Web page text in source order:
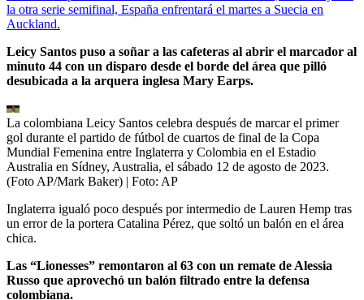
la otra serie semifinal, España enfrentará el martes a Suecia en
Auckland.
Leicy Santos puso a soñar a las cafeteras al abrir el marcador al
minuto 44 con un disparo desde el borde del área que pilló
desubicada a la arquera inglesa Mary Earps.
La colombiana Leicy Santos celebra después de marcar el primer
gol durante el partido de fútbol de cuartos de final de la Copa
Mundial Femenina entre Inglaterra y Colombia en el Estadio
Australia en Sídney, Australia, el sábado 12 de agosto de 2023.
(Foto AP/Mark Baker) | Foto: AP
Inglaterra igualó poco después por intermedio de Lauren Hemp tras
un error de la portera Catalina Pérez, que soltó un balón en el área
chica.
Las “Lionesses” remontaron al 63 con un remate de Alessia
Russo que aprovechó un balón filtrado entre la defensa
colombiana.